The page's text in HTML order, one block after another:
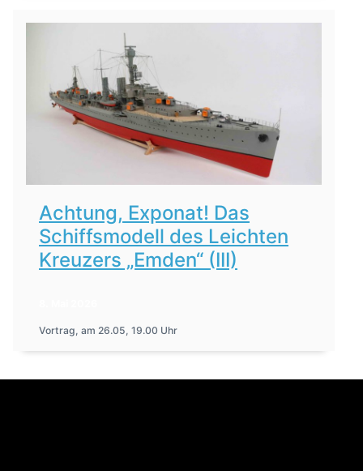
Achtung, Exponat! Das
Schiffsmodell des Leichten
Kreuzers „Emden“ (III)
Vortrag, am 26.05, 19.00 Uhr